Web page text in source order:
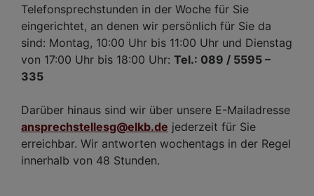
Telefonsprechstunden in der Woche für Sie
eingerichtet, an denen wir persönlich für Sie da
sind: Montag, 10:00 Uhr bis 11:00 Uhr und Dienstag
von 17:00 Uhr bis 18:00 Uhr: Tel.: 089 / 5595 –
335
Darüber hinaus sind wir über unsere E-Mailadresse
ansprechstellesg@elkb.de jederzeit für Sie
erreichbar. Wir antworten wochentags in der Regel
innerhalb von 48 Stunden.